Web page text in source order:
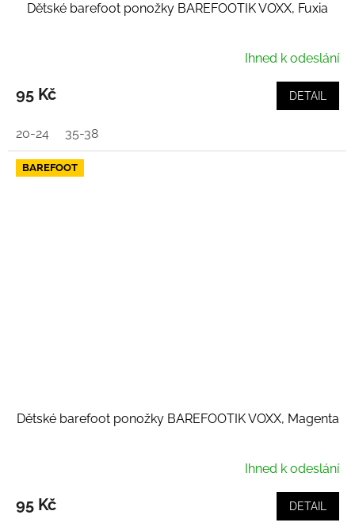
Dětské barefoot ponožky BAREFOOTIK VOXX, Fuxia
Ihned k odeslání
95 Kč DETAIL
20-24 35-38
BAREFOOT
Dětské barefoot ponožky BAREFOOTIK VOXX, Magenta
Ihned k odeslání
95 Kč DETAIL